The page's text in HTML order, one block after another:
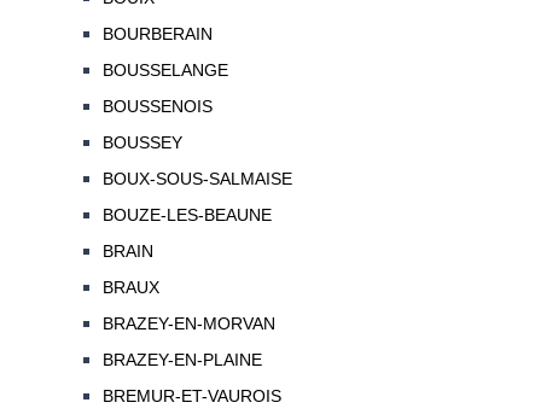
BOURBERAIN
BOUSSELANGE
BOUSSENOIS
BOUSSEY
BOUX-SOUS-SALMAISE
BOUZE-LES-BEAUNE
BRAIN
BRAUX
BRAZEY-EN-MORVAN
BRAZEY-EN-PLAINE
BREMUR-ET-VAUROIS